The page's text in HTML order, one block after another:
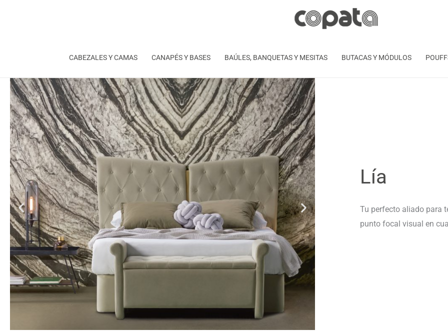
CABEZALES Y CAMAS CANAPÉS Y BASES BAÚLES, BANQUETAS Y MESITAS BUTACAS Y MÓDULOS
Lía
Tu perfecto aliado para
punto focal visual en